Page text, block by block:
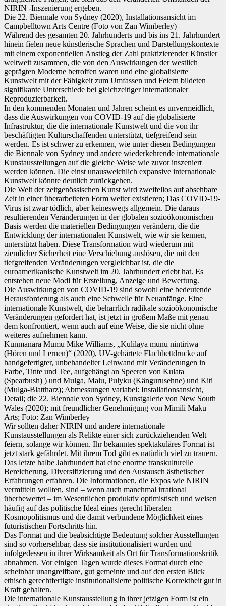
NIRIN -Inszenierung ergeben.
Die 22. Biennale von Sydney (2020), Installationsansicht im
Campbelltown Arts Centre (Foto von Zan Wimberley)
Während des gesamten 20. Jahrhunderts und bis ins 21. Jahrhundert
hinein fielen neue künstlerische Sprachen und Darstellungskontexte
mit einem exponentiellen Anstieg der Zahl praktizierender Künstler
weltweit zusammen, die von den Auswirkungen der westlich
geprägten Moderne betroffen waren und eine globalisierte
Kunstwelt mit der Fähigkeit zum Umfassen und Feiern bildeten
signifikante Unterschiede bei gleichzeitiger internationaler
Reproduzierbarkeit.
In den kommenden Monaten und Jahren scheint es unvermeidlich,
dass die Auswirkungen von COVID-19 auf die globalisierte
Infrastruktur, die die internationale Kunstwelt und die von ihr
beschäftigten Kulturschaffenden unterstützt, tiefgreifend sein
werden. Es ist schwer zu erkennen, wie unter diesen Bedingungen
die Biennale von Sydney und andere wiederkehrende internationale
Kunstausstellungen auf die gleiche Weise wie zuvor inszeniert
werden können. Die einst unausweichlich expansive internationale
Kunstwelt könnte deutlich zurückgehen.
Die Welt der zeitgenössischen Kunst wird zweifellos auf absehbare
Zeit in einer überarbeiteten Form weiter existieren; Das COVID-19-
Virus ist zwar tödlich, aber keineswegs allgemein. Die daraus
resultierenden Veränderungen in der globalen sozioökonomischen
Basis werden die materiellen Bedingungen verändern, die die
Entwicklung der internationalen Kunstwelt, wie wir sie kennen,
unterstützt haben. Diese Transformation wird wiederum mit
ziemlicher Sicherheit eine Verschiebung auslösen, die mit den
tiefgreifenden Veränderungen vergleichbar ist, die die
euroamerikanische Kunstwelt im 20. Jahrhundert erlebt hat. Es
entstehen neue Modi für Erstellung, Anzeige und Bewertung.
Die Auswirkungen von COVID-19 sind sowohl eine bedeutende
Herausforderung als auch eine Schwelle für Neuanfänge. Eine
internationale Kunstwelt, die beharrlich radikale sozioökonomische
Veränderungen gefordert hat, ist jetzt in großem Maße mit genau
dem konfrontiert, wenn auch auf eine Weise, die sie nicht ohne
weiteres aufnehmen kann.
Kunmanara Mumu Mike Williams, „Kulilaya munu nintiriwa
(Hören und Lernen)“ (2020), UV-gehärtete Flachbettdrucke auf
handgefertigter, unbehandelter Leinwand mit Veränderungen in
Farbe, Tinte und Tee, aufgehängt an Speeren von Kulata
(Spearbush) ) und Mulga, Malu, Pulyku (Kängurusehne) und Kiti
(Mulga-Blattharz); Abmessungen variabel: Installationsansicht,
Detail; die 22. Biennale von Sydney, Kunstgalerie von New South
Wales (2020); mit freundlicher Genehmigung von Mimili Maku
Arts; Foto: Zan Wimberley
Wir sollten daher NIRIN und andere internationale
Kunstausstellungen als Relikte einer sich zurückziehenden Welt
feiern, solange wir können. Ihr bekanntes spektakuläres Format ist
jetzt stark gefährdet. Mit ihrem Tod gibt es natürlich viel zu trauern.
Das letzte halbe Jahrhundert hat eine enorme transkulturelle
Bereicherung, Diversifizierung und den Austausch ästhetischer
Erfahrungen erfahren. Die Informationen, die Expos wie NIRIN
vermitteln wollten, sind – wenn auch manchmal irrational
überbewertet – im Wesentlichen produktiv optimistisch und weisen
häufig auf das politische Ideal eines gerecht liberalen
Kosmopolitismus und die damit verbundene Möglichkeit eines
futuristischen Fortschritts hin.
Das Format und die beabsichtigte Bedeutung solcher Ausstellungen
sind so vorhersehbar, dass sie institutionalisiert wurden und
infolgedessen in ihrer Wirksamkeit als Ort für Transformationskritik
abnahmen. Vor einigen Tagen wurde dieses Format durch eine
scheinbar unangreifbare, gut gemeinte und auf den ersten Blick
ethisch gerechtfertigte institutionalisierte politische Korrektheit gut in
Kraft gehalten.
Die internationale Kunstausstellung in ihrer jetzigen Form ist ein